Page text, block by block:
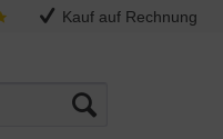
Kauf auf Rechnung